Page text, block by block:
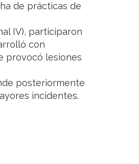
de prácticas de
IV), participaron
con
provocó lesiones
posteriormente
incidentes.